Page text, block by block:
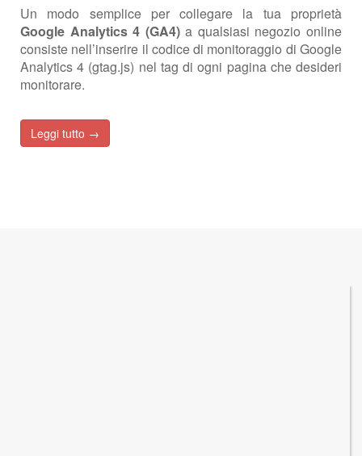
Un modo semplice per collegare la tua proprietà
Google Analytics 4 (GA4)a qualsiasi negozio online
consiste nell’inserire il codice di monitoraggio di Google
Analytics 4 (gtag.js) nel tag di ogni pagina che desideri
monitorare.
Leggi tutto →